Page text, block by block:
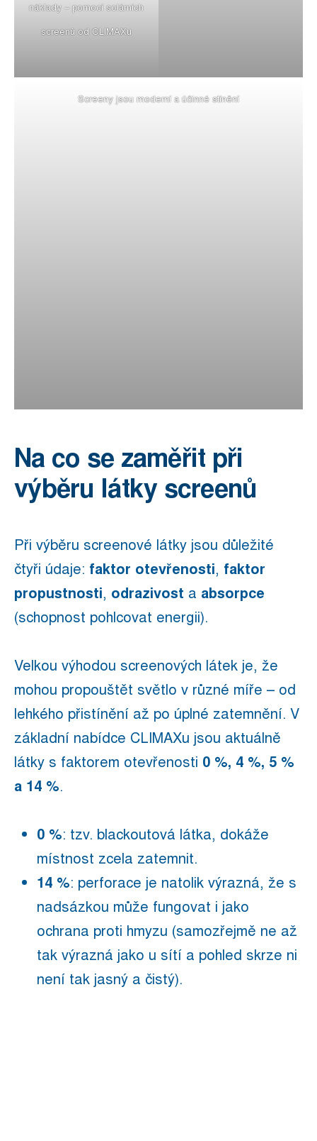
náklady – pomocí solárních
screenů od CLIMAXu
Screeny jsou moderní a účinné stínění
Na co se zaměřit při
výběru látky screenů
Při výběru screenové látky jsou důležité
čtyři údaje: faktor otevřenosti, faktor
propustnosti, odrazivost a absorpce
(schopnost pohlcovat energii).
Velkou výhodou screenových látek je, že
mohou propouštět světlo v různé míře – od
lehkého přistínění až po úplné zatemnění. V
základní nabídce CLIMAXu jsou aktuálně
látky s faktorem otevřenosti 0 %, 4 %, 5 %
a 14 %.
0 %: tzv. blackoutová látka, dokáže
místnost zcela zatemnit.
14 %: perforace je natolik výrazná, že s
nadsázkou může fungovat i jako
ochrana proti hmyzu (samozřejmě ne až
tak výrazná jako u sítí a pohled skrze ni
není tak jasný a čistý).